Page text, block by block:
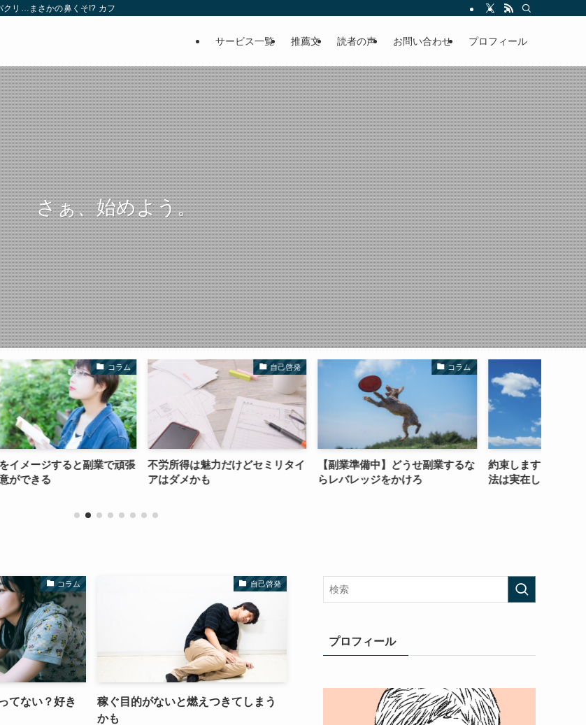
リ…まさかの鼻くそ!? カフェでは、心温まる濃厚な話とクスッと笑える軽やかな話を「情報のミルフィーユ」にして提供中。800名超のメルマガ読
サービス一覧 推薦文 読者の声 お問い合わせ プロフィール
さぁ、始めよう。
ラム
頑張
不労所得は魅力だけどセミリタイ
アはダメかも
コラム
【副業準備中】どうせ副業するな
らレバレッジをかけろ
約束します。再現性１００％の方
法は実在します。
コラム
てない？好き
自己啓発
稼ぐ目的がないと燃えつきてしまう
かも
プロフィール